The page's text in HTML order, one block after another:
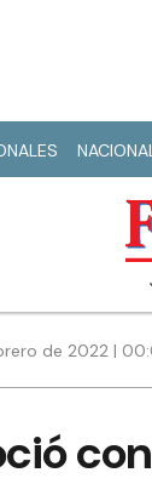
de 2022 |